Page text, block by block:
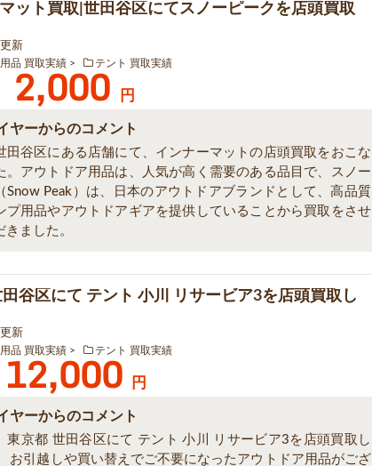
ット買取|世田谷区にてスノーピークを店頭買取
新
品 買取実績 テント 買取実績
2,000 円
ヤーからのコメント
田谷区にある店舗にて、インナーマットの店頭買取をおこな
。アウトドア用品は、人気が高く需要のある品目で、スノー
Snow Peak）は、日本のアウトドアブランドとして、高品質
プ用品やアウトドアギアを提供していることから買取をさせ
きました。
谷区にて テント 小川 リサービア3を店頭買取し
新
品 買取実績 テント 買取実績
12,000 円
ヤーからのコメント
東京都 世田谷区にて テント 小川 リサービア3を店頭買取し
お引越しや買い替えでご不要になったアウトドア用品がござ